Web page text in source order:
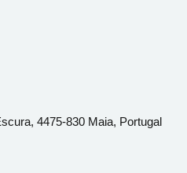
4475-830 Maia, Portugal